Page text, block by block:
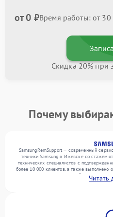
от 0 ₽Время работы: от
Скидка 20% при
Почему
SamsungRemSupport — современный
техники Samsung в Ижевске со стажем
технических специалистов с
более 10 000 клиентов, а также выполнено
Ежемесячно в сервисный центр
выполняем ремонт различного уровняЧитать